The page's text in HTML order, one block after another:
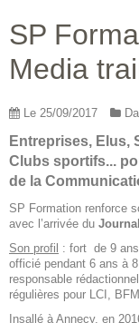
FORMATION
FINANCEMENT ET
SP
Media
Le 25/09/2017
Entreprises, Elus,
Clubs sportifs...
de la
SP Formation renforce
avec l’arrivée du
Son profil : fort de 9
officié pendant 6 ans à
responsable
régulières pour LCI,
Insallé à Annecy, en